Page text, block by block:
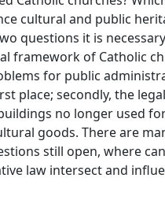
cultural and public
questions it is
framework of Catholic
for public
place; secondly, the legal
no longer used
goods. There are
still open, where
law intersect and